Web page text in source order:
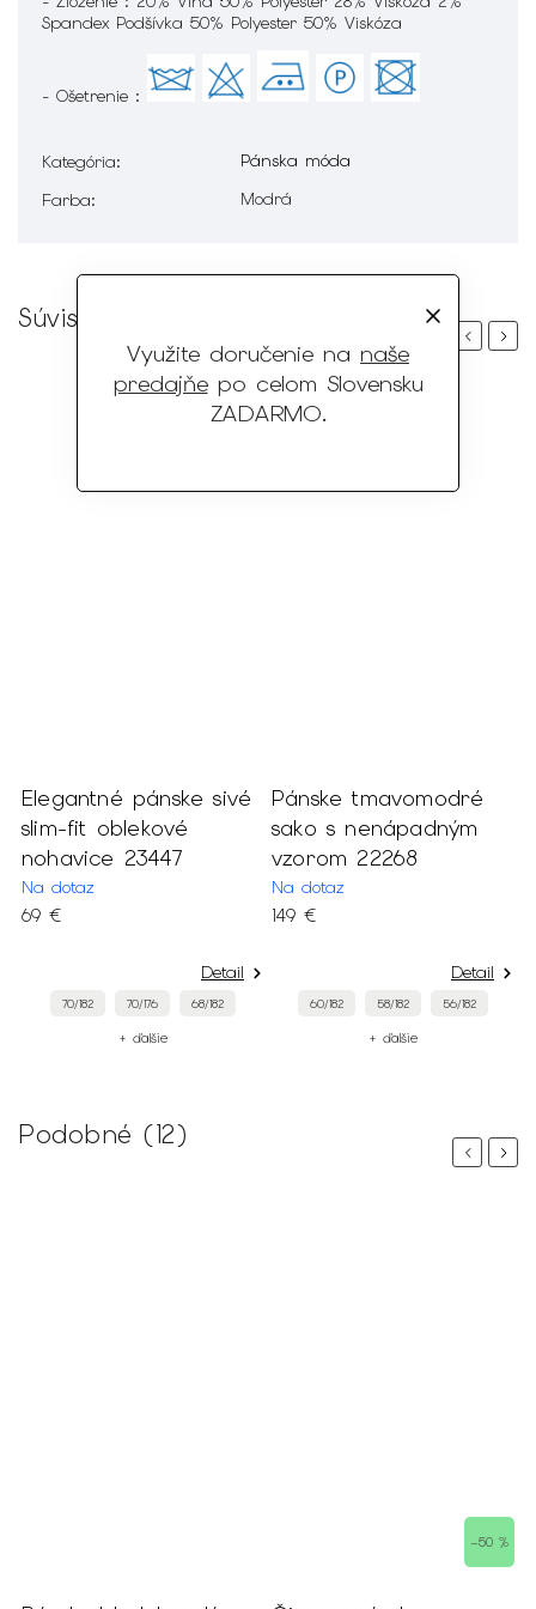
Využite doručenie na naše
predajňepo celom Slovensku
ZADARMO.
Spandex Podšívka 50% Polyester 50% Viskóza
- Ošetrenie :
Kategória:
Pánska móda
Farba: Modrá
Súvisiaci tovar
Previous
Elegantné pánske sivé
slim-fit oblekové
nohavice 23447
Na dotaz
69 €
Detail
70/182 70/176 68/182
+ ďalšie
Pánske tmavomodré
sako s nenápadným
vzorom 22268
Na dotaz
149 €
Detail
60/182 58/182 56/182
+ ďalšie
Next
Podobné (12)
Previous
–50 %
Next